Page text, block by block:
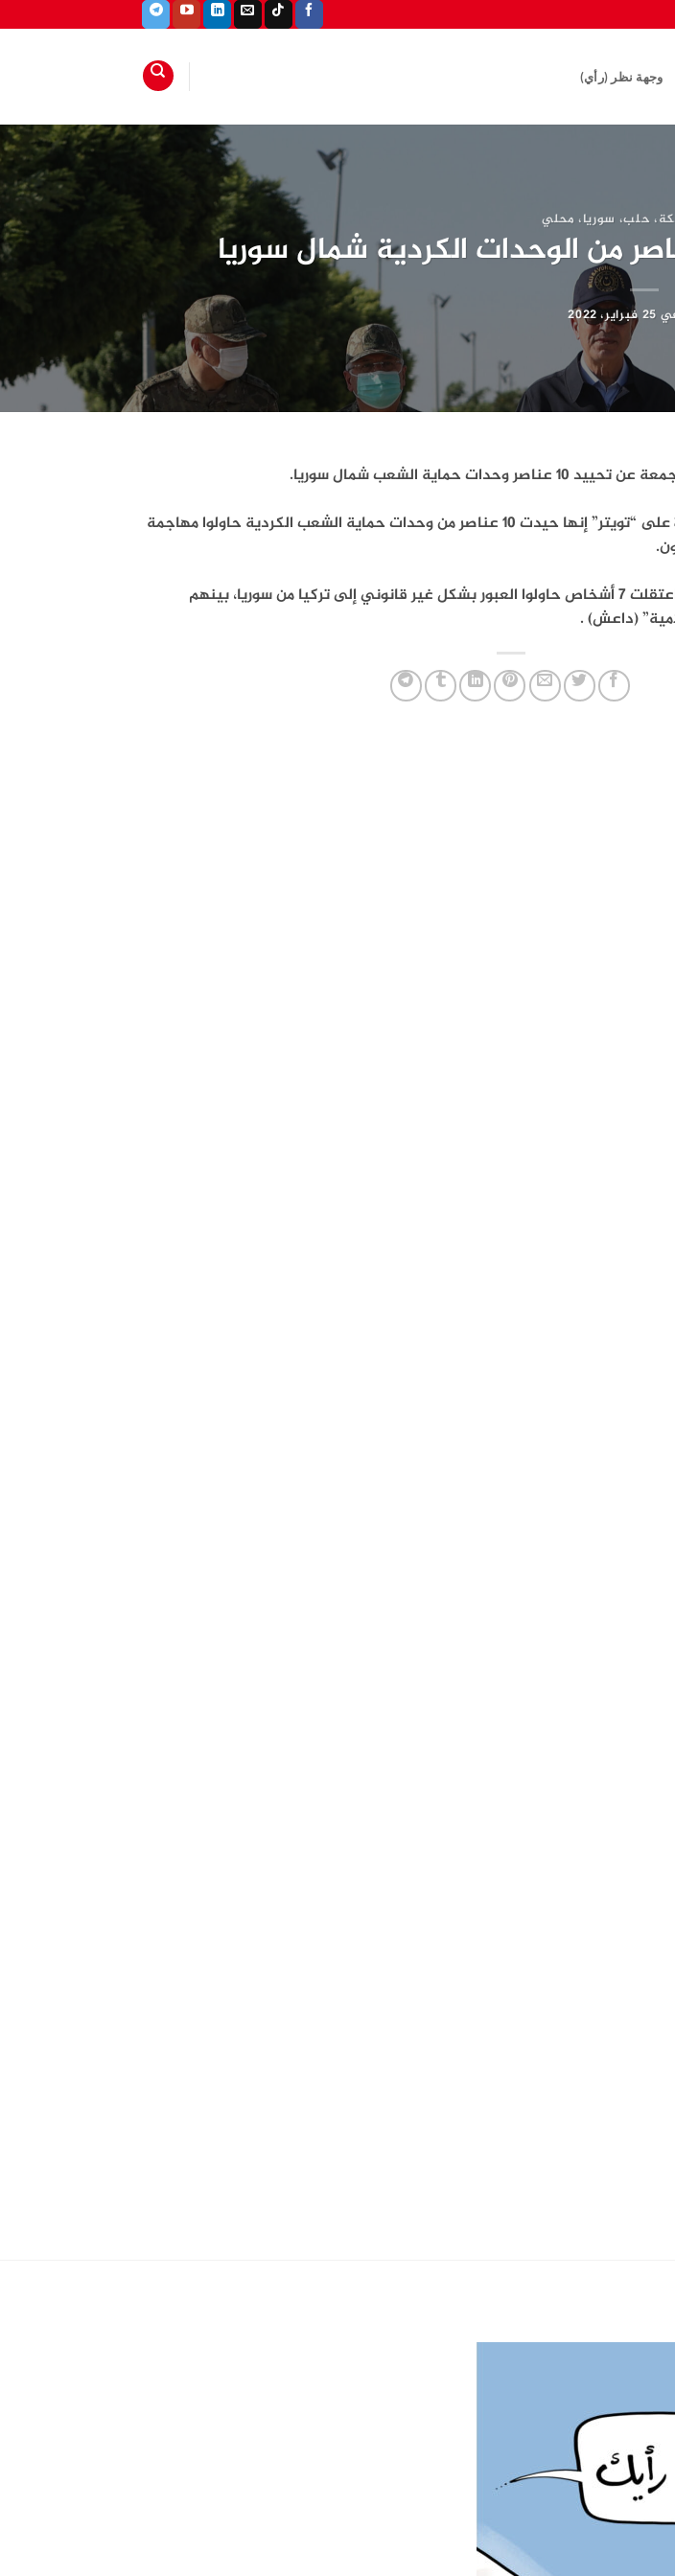
وجهة نظر (رأي)
، حلب، سوريا، محلي
25 فبراير، 2022
حماية الشعب شمال سوريا.
وذكرت الوزارة التركية في تغريدة على “تويتر” إنها حيدت 10 عناصر من وحدات حماية الشعب الكردية حاولوا مهاجمة
كما قالت إن قوات حرس الحدود اعتقلت 7 أشخاص حاولوا العبور بشكل غير قانوني إلى تركيا من سوريا، بينهم
(داعش) .